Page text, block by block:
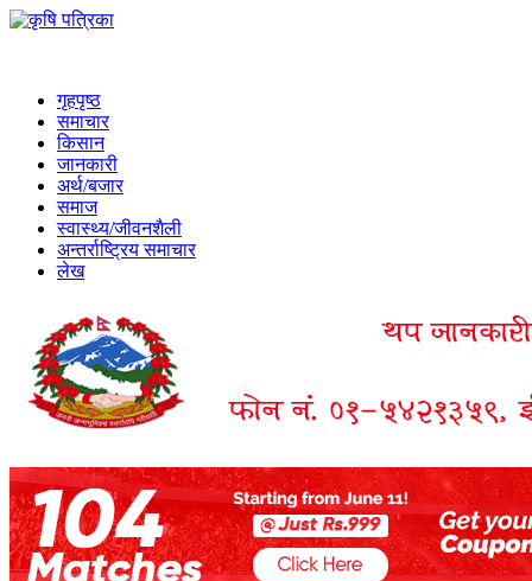
गृहपृष्ठ
समाचार
किसान
जानकारी
अर्थ/बजार
समाज
स्वास्थ्य/जीवनशैली
अन्तर्राष्ट्रिय समाचार
लेख